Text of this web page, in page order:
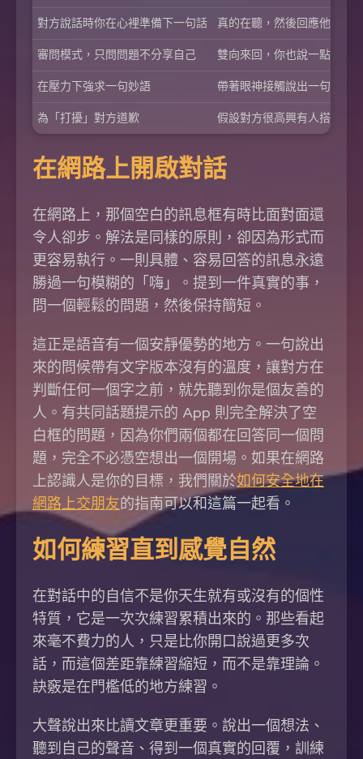
對方說話時你在心裡準備下一句話 真的在聽，然後回應他們說
審問模式，只問問題不分享自己 雙向來回，你也說一點
在壓力下強求一句妙語 帶著眼神接觸說出一句溫暖
為「打擾」對方道歉 假設對方很高興有人搭話，
在網路上開啟對話
在網路上，那個空白的訊息框有時比面對面還
令人卻步。解法是同樣的原則，卻因為形式而
更容易執行。一則具體、容易回答的訊息永遠
勝過一句模糊的「嗨」。提到一件真實的事，
問一個輕鬆的問題，然後保持簡短。
這正是語音有一個安靜優勢的地方。一句說出
來的問候帶有文字版本沒有的溫度，讓對方在
判斷任何一個字之前，就先聽到你是個友善的
人。有共同話題提示的 App 則完全解決了空
白框的問題，因為你們兩個都在回答同一個問
題，完全不必憑空想出一個開場。如果在網路
上認識人是你的目標，我們關於如何安全地在
網路上交朋友的指南可以和這篇一起看。
如何練習直到感覺自然
在對話中的自信不是你天生就有或沒有的個性
特質，它是一次次練習累積出來的。那些看起
來毫不費力的人，只是比你開口說過更多次
話，而這個差距靠練習縮短，而不是靠理論。
訣竅是在門檻低的地方練習。
大聲說出來比讀文章更重要。說出一個想法、
聽到自己的聲音、得到一個真實的回覆，訓練